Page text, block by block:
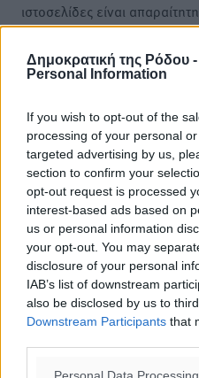
Δημοκρατική της Ρόδου -
Personal Information
If you wish to opt-out of the
processing of your personal
targeted advertising by us,
section to confirm your
opt-out request is processed
interest-based ads based on
us or personal information
your opt-out. You may
disclosure of your personal
IAB’s list of downstream
also be disclosed by us to
Downstream Participants that
Personal Data
ιστοσελίδες είναι
παρεχόμενου συνδέσμου
της Δημοκρατικής.
o καιρός τώρα:
29°
αίθριος καιρός
79%
6km/h
Δ-ΝΔ
30°/30°
06:18
20:06